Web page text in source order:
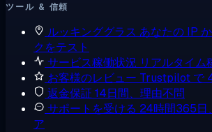
ツール & 信頼
ルッキンググラス あなたの IP
クをテスト
サービス稼働状況 リアルタイム
お客様のレビュー Trustpilot で
返金保証 14日間、理由不問
サポートを受ける 24時間365日
ア